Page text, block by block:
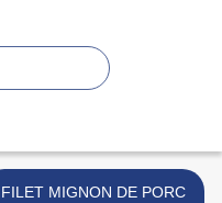
FILET MIGNON DE PORC